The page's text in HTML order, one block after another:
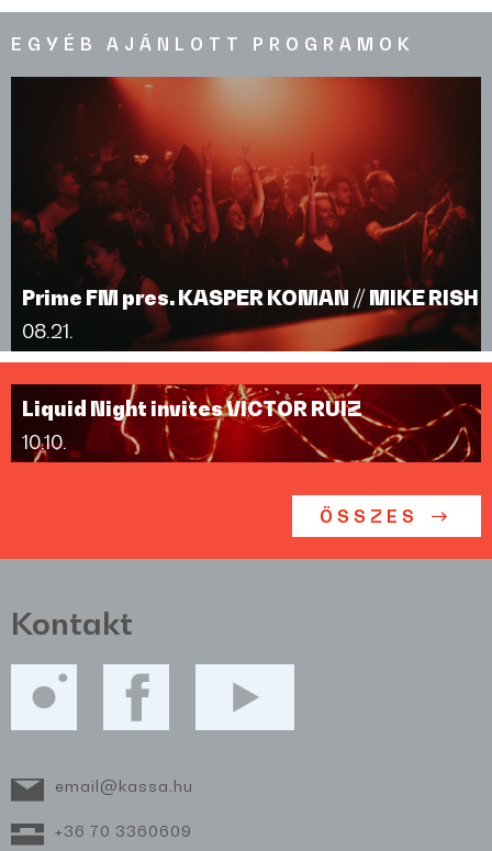
EGYÉB AJÁNLOTT PROGRAMOK
Prime FM pres. KASPER KOMAN // MIKE RISH
08.21.
Liquid Night invites VICTOR RUIZ
10.10.
ÖSSZES
Kontakt
email@kassa.hu
+36 70 3360609